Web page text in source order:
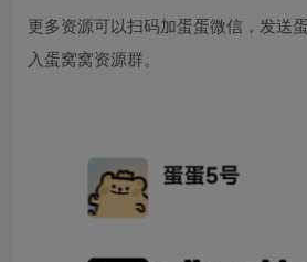
更多资源可以扫码加蛋蛋微信，发送
入蛋窝窝资源群。